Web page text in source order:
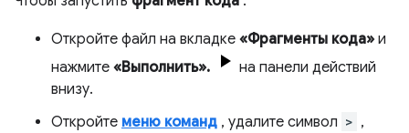
Откройте файл на вкладке «Фрагменты кода» и
нажмите «Выполнить».
на панели действий
внизу.
Откройте меню команд , удалите символ > ,